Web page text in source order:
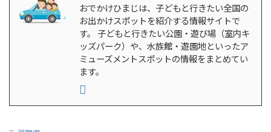
おでかけひまじは、子どもと行きたい全国の
お出かけスポットを紹介する情報サイトで
す。 子どもと行きたい公園・遊び場（室内キ
ッズパーク）や、水族館・遊園地といったア
ミューズメントスポットの情報をまとめてい
ます。